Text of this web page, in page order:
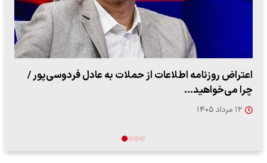
ببینید| روایت رئیس جمهور از لحظه حمله به بیت رهبری
۱۴ مرداد ۱۴۰۵